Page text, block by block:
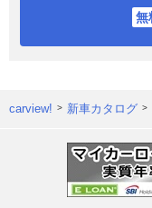
carview! 新車カタログ